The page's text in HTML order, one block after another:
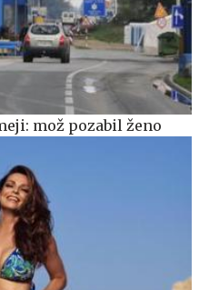
mož pozabil ženo